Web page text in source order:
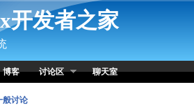
开发者之家
博客 讨论区 聊天室
般讨论